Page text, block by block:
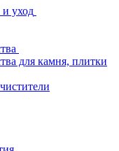
и уход
для камня, плитки